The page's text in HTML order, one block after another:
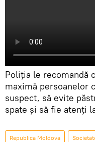
Poliția le recomandă
maximă persoanelor
suspect, să evite
spate și să fie atenți
Republica Moldova